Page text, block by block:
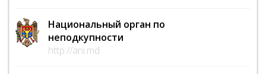
Национальный орган по
неподкупности
http://ani.md